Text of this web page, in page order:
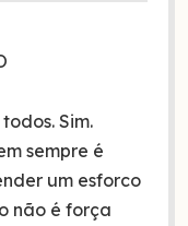
Sim.
sempre é
um esforco
não é força